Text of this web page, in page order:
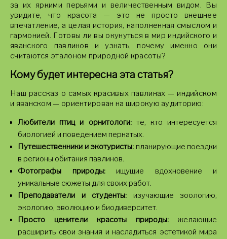
за их яркими перьями и величественным видом. Вы
увидите, что красота — это не просто внешнее
впечатление, а целая история, наполненная смыслом и
гармонией. Готовы ли вы окунуться в мир индийского и
яванского павлинов и узнать, почему именно они
считаются эталоном природной красоты?
Кому будет интересна эта статья?
Наш рассказ о самых красивых павлинах — индийском
и яванском — ориентирован на широкую аудиторию:
Любители птиц и орнитологи:те, кто интересуется
биологией и поведением пернатых.
Путешественники и экотуристы: планирующие поездки
в регионы обитания павлинов.
Фотографы природы:ищущие вдохновение и
уникальные сюжеты для своих работ.
Преподаватели и студенты: изучающие зоологию,
экологию, эволюцию и биодиверситет.
Просто ценители красоты природы: желающие
расширить свои знания и насладиться эстетикой мира